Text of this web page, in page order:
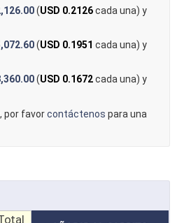
(USD 0.2126cada una) y
(USD 0.1951 cada una) y
(USD 0.1672cada una) y
por favorcontáctenos para una